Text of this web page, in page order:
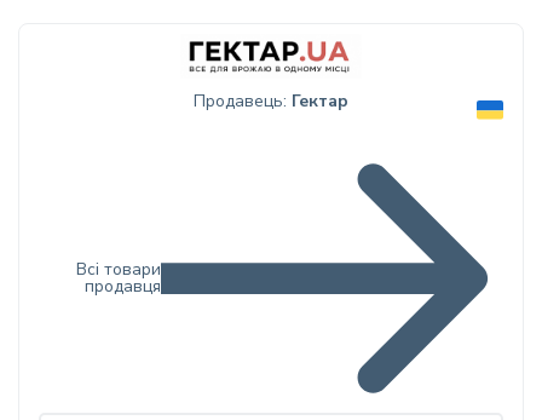
Продавець: Гектар
Всі товари
продавця